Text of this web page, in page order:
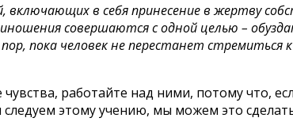
в себя принесение в жертву
совершаются с одной целью –
пока человек не перестанет стремиться
работайте над ними, потому что,
этому учению, мы можем это